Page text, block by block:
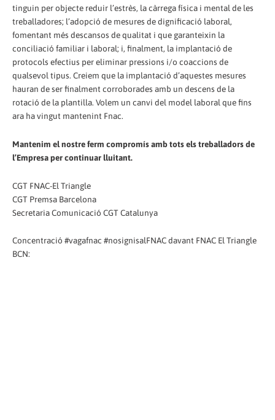
tinguin per objecte reduir l’estrès, la càrrega física i mental de les
treballadores; l’adopció de mesures de dignificació laboral,
fomentant més descansos de qualitat i que garanteixin la
conciliació familiar i laboral; i, finalment, la implantació de
protocols efectius per eliminar pressions i/o coaccions de
qualsevol tipus. Creiem que la implantació d’aquestes mesures
hauran de ser finalment corroborades amb un descens de la
rotació de la plantilla. Volem un canvi del model laboral que fins
ara ha vingut mantenint Fnac.
Mantenim el nostre ferm compromís amb tots els treballadors de
l’Empresa per continuar lluitant.
CGT FNAC-El Triangle
CGT Premsa Barcelona
Secretaria Comunicació CGT Catalunya
Concentració #vagafnac #nosignisalFNAC davant FNAC El Triangle
BCN: